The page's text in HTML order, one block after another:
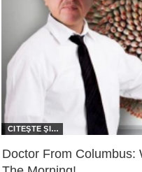
Doctor From Columbus: